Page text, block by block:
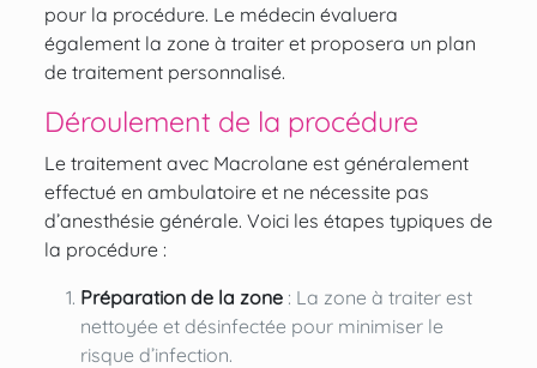
pour la procédure. Le médecin évaluera
également la zone à traiter et proposera un plan
de traitement personnalisé.
Déroulement de la procédure
Le traitement avec Macrolane est généralement
effectué en ambulatoire et ne nécessite pas
d’anesthésie générale. Voici les étapes typiques de
la procédure :
Préparation de la zone: La zone à traiter est
nettoyée et désinfectée pour minimiser le
risque d’infection.